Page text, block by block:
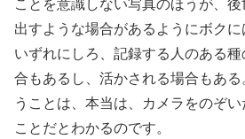
ことを意識しない写真のほうが、
出すような場合があるようにボクに
いずれにしろ、記録する人のある
合もあるし、活かされる場合もあ
うことは、本当は、カメラをのぞ
ことだとわかるのです。